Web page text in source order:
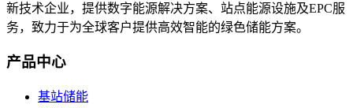
新技术企业，提供数字能源解决方案、站点能源设施及EPC服
务，致力于为全球客户提供高效智能的绿色储能方案。
产品中心
基站储能